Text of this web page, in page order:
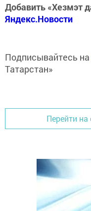
Добавить «Хезмэт
Яндекс.Новости
Подписывайтесь на
Татарстан»
Перейти на